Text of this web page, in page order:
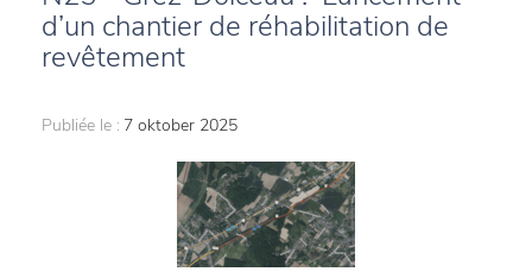
d’un chantier de réhabilitation de
revêtement
Publiée le : 7 oktober 2025